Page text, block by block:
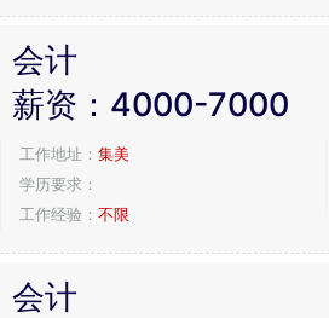
会计
薪资： 4000-7000
工作地址： 集美
学历要求：
工作经验： 不限
会计